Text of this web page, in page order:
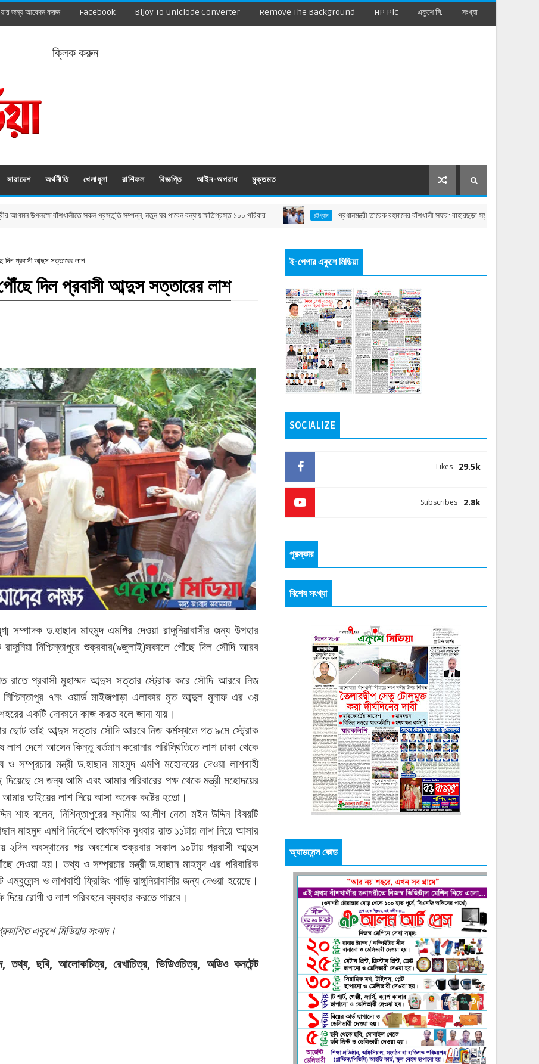
জন্য আবেদন করুন Facebook Bijoy To Uniciode Converter Remove The Background HP Pic একুশে মি. সংখ্যা
ক্লিক করুন
সারাদেশ অর্থনীতি খেলাধূলা রাশিফল বিজ্ঞপ্তি আইন-অপরাধ মুক্তমত
বাঁশখালীতে সকল প্রস্তুতি সম্পন্ন, নতুন ঘর পাবেন বন্যায় ক্ষতিগ্রস্ত ১০০ পরিবার চট্টগ্রাম প্রধানমন্ত্রী তারেক রহমানের বাঁশখালী সফর: বাহারছড়া সমুদ্রসৈকতে হেলিপ্যাড ও
দিল প্রবাসী আব্দুস সত্তারের লাশ
দিল প্রবাসী আব্দুস সত্তারের লাশ
সম্পাদক ড.হাছান মাহমুদ এমপির দেওয়া রাঙ্গুনিয়াবাসীর জন্য উপহার
রাঙ্গুনিয়া নিশ্চিন্তাপুরে শুক্রবার(৯জুলাই)সকালে পৌঁছে দিল সৌদি আরব
রাতে প্রবাসী মুহাম্মদ আব্দুস সত্তার স্ট্রোক করে সৌদি আরবে নিজ
নিশ্চিন্তাপুর ৭নং ওয়ার্ড মাইজপাড়া এলাকার মৃত আব্দুল মুনাফ এর ৩য়
একটি দোকানে কাজ করত বলে জানা যায়।
ছোট ভাই আব্দুস সত্তার সৌদি আরবে নিজ কর্মস্থলে গত ৯মে স্ট্রোক
লাশ দেশে আসেন কিন্তু বর্তমান করোনার পরিস্থিতিতে লাশ ঢাকা থেকে
ও সম্প্রচার মন্ত্রী ড.হাছান মাহমুদ এমপি মহোদয়ের দেওয়া লাশবাহী
দিয়েছে সে জন্য আমি এবং আমার পরিবারের পক্ষ থেকে মন্ত্রী মহোদয়ের
আমার ভাইয়ের লাশ নিয়ে আসা অনেক কষ্টের হতো ।
শাহ বলেন, নিশিন্তাপুরের স্থানীয় আ.লীগ নেতা মইন উদ্দিন বিষয়টি
মাহমুদ এমপি নির্দেশে তাৎক্ষণিক বুধবার রাত ১১টায় লাশ নিয়ে আসার
২দিন অবস্থানের পর অবশেষে শুক্রবার সকাল ১০টায় প্রবাসী আব্দুস
দেওয়া হয়। তথ্য ও সম্প্রচার মন্ত্রী ড.হাছান মাহমুদ এর পরিবারিক
এম্বুলেন্স ও লাশবাহী ফ্রিজিং গাড়ি রাঙ্গুনিয়াবাসীর জন্য দেওয়া হয়েছে।
দিয়ে রোগী ও লাশ পরিবহনে ব্যবহার করতে পারবে ।
একুশে মিডিয়ার সংবাদ।
,তথ্য, ছবি,আলোকচিত্র,রেখাচিত্র,ভিডিওচিত্র, অডিও কনটেন্ট
ই-পেপার একুশে মিডিয়া
SOCIALIZE
29.5k
Likes
2.8k
Subscribes
পুরস্কার
বিশেষ সংখ্যা
অ্যাডসেন্স কোড